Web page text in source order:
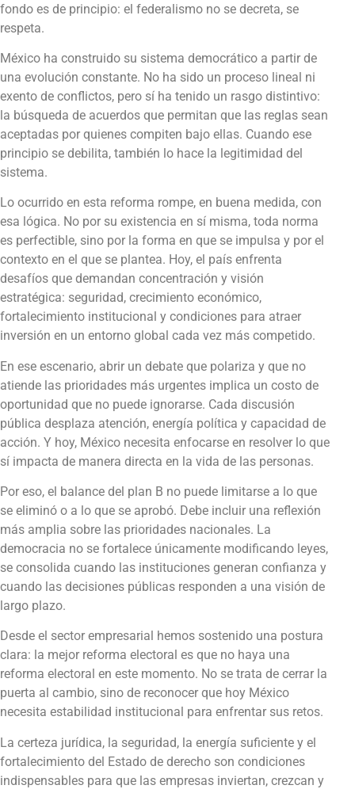
fondo es de principio: el federalismo no se decreta, se
respeta.
México ha construido su sistema democrático a partir de
una evolución constante. No ha sido un proceso lineal ni
exento de conflictos, pero sí ha tenido un rasgo distintivo:
la búsqueda de acuerdos que permitan que las reglas sean
aceptadas por quienes compiten bajo ellas. Cuando ese
principio se debilita, también lo hace la legitimidad del
sistema.
Lo ocurrido en esta reforma rompe, en buena medida, con
esa lógica. No por su existencia en sí misma, toda norma
es perfectible, sino por la forma en que se impulsa y por el
contexto en el que se plantea. Hoy, el país enfrenta
desafíos que demandan concentración y visión
estratégica: seguridad, crecimiento económico,
fortalecimiento institucional y condiciones para atraer
inversión en un entorno global cada vez más competido.
En ese escenario, abrir un debate que polariza y que no
atiende las prioridades más urgentes implica un costo de
oportunidad que no puede ignorarse. Cada discusión
pública desplaza atención, energía política y capacidad de
acción. Y hoy, México necesita enfocarse en resolver lo que
sí impacta de manera directa en la vida de las personas.
Por eso, el balance del plan B no puede limitarse a lo que
se eliminó o a lo que se aprobó. Debe incluir una reflexión
más amplia sobre las prioridades nacionales. La
democracia no se fortalece únicamente modificando leyes,
se consolida cuando las instituciones generan confianza y
cuando las decisiones públicas responden a una visión de
largo plazo.
Desde el sector empresarial hemos sostenido una postura
clara: la mejor reforma electoral es que no haya una
reforma electoral en este momento. No se trata de cerrar la
puerta al cambio, sino de reconocer que hoy México
necesita estabilidad institucional para enfrentar sus retos.
La certeza jurídica, la seguridad, la energía suficiente y el
fortalecimiento del Estado de derecho son condiciones
indispensables para que las empresas inviertan, crezcan y